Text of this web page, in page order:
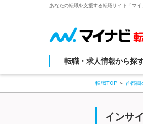
あなたの転職を支援する転職サイト「マ
転職・求人情報から探
転職TOP 首都圏
インサ